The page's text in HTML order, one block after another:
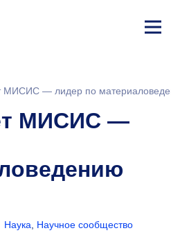
ине
МИСИС — лидер по
МИСИС —
Наука Научное сообщество